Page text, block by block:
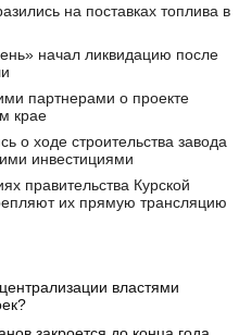
на поставках топлива в
начал ликвидацию после
партнерами о проекте
крае
о ходе строительства завода
инвестициями
правительства Курской
их прямую трансляцию
властями